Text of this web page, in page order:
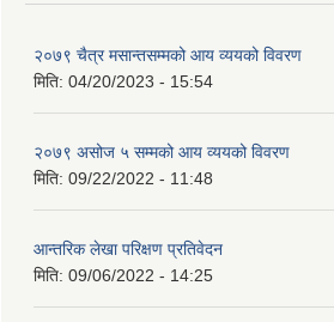
२०७९ चैत्र मसान्तसम्मको आय व्ययको विवरण
मिति: 04/20/2023 - 15:54
२०७९ असोज ५ सम्मको आय व्ययको विवरण
मिति: 09/22/2022 - 11:48
आन्तरिक लेखा परिक्षण प्रतिवेदन
मिति: 09/06/2022 - 14:25